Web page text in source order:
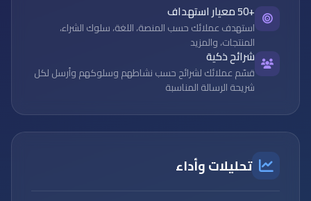
+50 معيار استهداف
استهدف عملائك حسب المنصة، اللغة، سلوك الشراء،
المنتجات، والمزيد
شرائح ذكية
قسّم عملائك لشرائح حسب نشاطهم وسلوكهم وأرسل لكل
شريحة الرسالة المناسبة
تحليلات وأداء